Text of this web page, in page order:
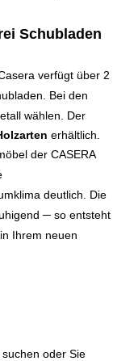
Schubladen
verfügt über 2
Bei den
wählen. Der
erhältlich.
der CASERA
deutlich. Die
─ so entsteht
Ihrem neuen
oder Sie